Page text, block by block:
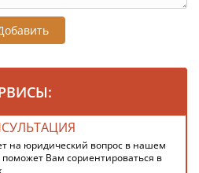
на юридический вопрос в нашем
Вам сориентироваться в